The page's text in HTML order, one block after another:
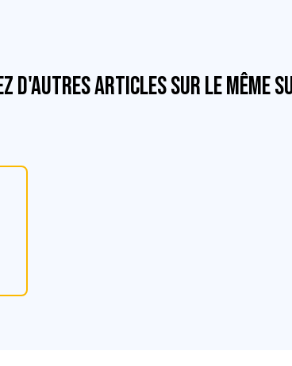
d'autres articles sur le même